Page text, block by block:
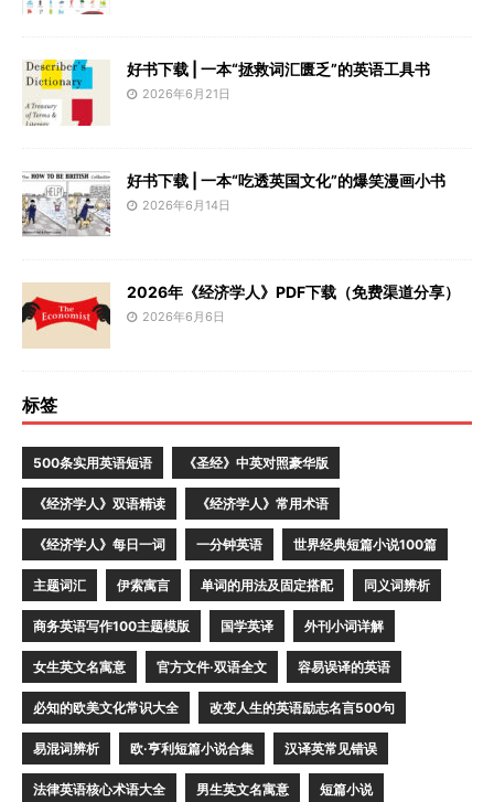
好书下载 | 一本“拯救词汇匮乏”的英语工具书
2026年6月21日
好书下载 | 一本“吃透英国文化”的爆笑漫画小书
2026年6月14日
2026年《经济学人》PDF下载（免费渠道分享）
2026年6月6日
标签
500条实用英语短语 《圣经》中英对照豪华版
《经济学人》双语精读 《经济学人》常用术语
《经济学人》每日一词 一分钟英语 世界经典短篇小说100篇
主题词汇 伊索寓言 单词的用法及固定搭配 同义词辨析
商务英语写作100主题模版 国学英译 外刊小词详解
女生英文名寓意 官方文件·双语全文 容易误译的英语
必知的欧美文化常识大全 改变人生的英语励志名言500句
易混词辨析 欧·亨利短篇小说合集 汉译英常见错误
法律英语核心术语大全 男生英文名寓意 短篇小说